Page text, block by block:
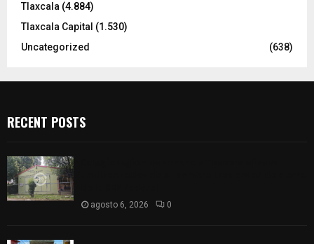
Tlaxcala (4.884)
Tlaxcala Capital (1.530)
Uncategorized
(638)
RECENT POSTS
agosto 6, 2026 0